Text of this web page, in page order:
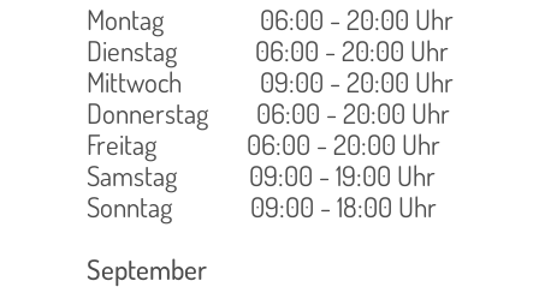
Montag 06:00 - 20:00 Uhr
Dienstag 06:00 - 20:00 Uhr
Mittwoch 09:00 - 20:00 Uhr
Donnerstag 06:00 - 20:00 Uhr
Freitag 06:00 - 20:00 Uhr
Samstag 09:00 - 19:00 Uhr
Sonntag 09:00 - 18:00 Uhr
September